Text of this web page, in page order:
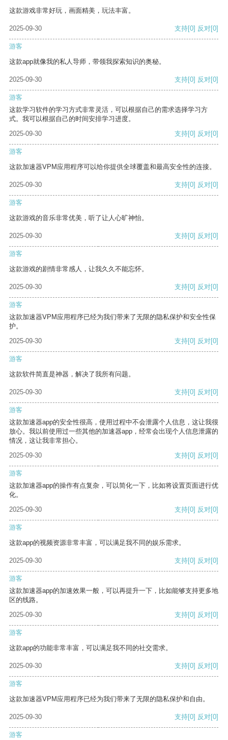
这款游戏非常好玩，画面精美，玩法丰富。
2025-09-30 支持[0] 反对[0]
游客
这款app就像我的私人导师，带领我探索知识的奥秘。
2025-09-30 支持[0] 反对[0]
游客
这款学习软件的学习方式非常灵活，可以根据自己的需求选择学习方
式。我可以根据自己的时间安排学习进度。
2025-09-30
支持[0] 反对[0]
游客
这款加速器VPM应用程序可以给你提供全球覆盖和最高安全性的连接。
2025-09-30 支持[0] 反对[0]
游客
这款游戏的音乐非常优美，听了让人心旷神怡。
2025-09-30 支持[0] 反对[0]
游客
这款游戏的剧情非常感人，让我久久不能忘怀。
2025-09-30 支持[0] 反对[0]
游客
这款加速器VPM应用程序已经为我们带来了无限的隐私保护和安全性保
护。
2025-09-30
支持[0] 反对[0]
游客
这款软件简直是神器，解决了我所有问题。
2025-09-30 支持[0] 反对[0]
游客
这款加速器app的安全性很高，使用过程中不会泄露个人信息，这让我很
放心。我以前使用过一些其他的加速器app，经常会出现个人信息泄露的
情况，这让我非常担心。
2025-09-30
支持[0] 反对[0]
游客
这款加速器app的操作有点复杂，可以简化一下，比如将设置页面进行优
化。
2025-09-30
支持[0] 反对[0]
游客
这款app的视频资源非常丰富，可以满足我不同的娱乐需求。
2025-09-30 支持[0] 反对[0]
游客
这款加速器app的加速效果一般，可以再提升一下，比如能够支持更多地
区的线路。
2025-09-30
支持[0] 反对[0]
游客
这款app的功能非常丰富，可以满足我不同的社交需求。
2025-09-30 支持[0] 反对[0]
游客
这款加速器VPM应用程序已经为我们带来了无限的隐私保护和自由。
2025-09-30 支持[0] 反对[0]
游客